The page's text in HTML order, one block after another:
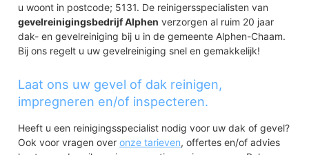
u woont in postcode; 5131. De reinigersspecialisten van
gevelreinigingsbedrijf Alphen verzorgen al ruim 20 jaar
dak- en gevelreiniging bij u in de gemeente Alphen-Chaam.
Bij ons regelt u uw gevelreiniging snel en gemakkelijk!
Laat ons uw gevel of dak reinigen,
impregneren en/of inspecteren.
Heeft u een reinigingsspecialist nodig voor uw dak of gevel?
Ook voor vragen overonze tarieven, offertes en/of advies